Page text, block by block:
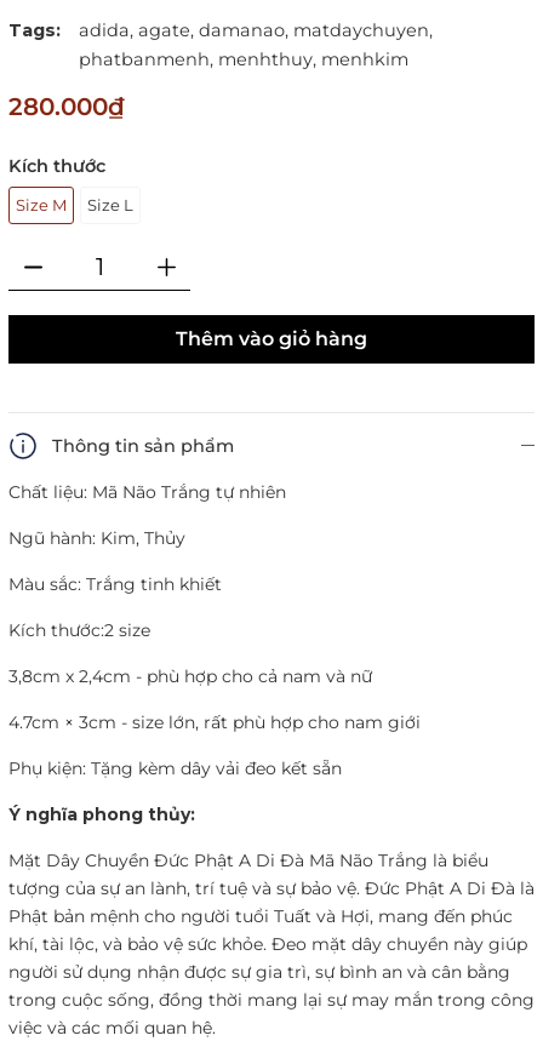
Tags: adida, agate, damanao, matdaychuyen,
phatbanmenh, menhthuy, menhkim
280.000₫
Kích thước
Size M Size L
Thêm vào giỏ hàng
Thông tin sản phẩm
Chất liệu: Mã Não Trắng tự nhiên
Ngũ hành: Kim, Thủy
Màu sắc: Trắng tinh khiết
Kích thước:2 size
3,8cm x 2,4cm - phù hợp cho cả nam và nữ
4.7cm × 3cm - size lớn, rất phù hợp cho nam giới
Phụ kiện: Tặng kèm dây vải đeo kết sẵn
Ý nghĩa phong thủy:
Mặt Dây Chuyền Đức Phật A Di Đà Mã Não Trắng là biểu
tượng của sự an lành, trí tuệ và sự bảo vệ. Đức Phật A Di Đà là
Phật bản mệnh cho người tuổi Tuất và Hợi, mang đến phúc
khí, tài lộc, và bảo vệ sức khỏe. Đeo mặt dây chuyền này giúp
người sử dụng nhận được sự gia trì, sự bình an và cân bằng
trong cuộc sống, đồng thời mang lại sự may mắn trong công
việc và các mối quan hệ.